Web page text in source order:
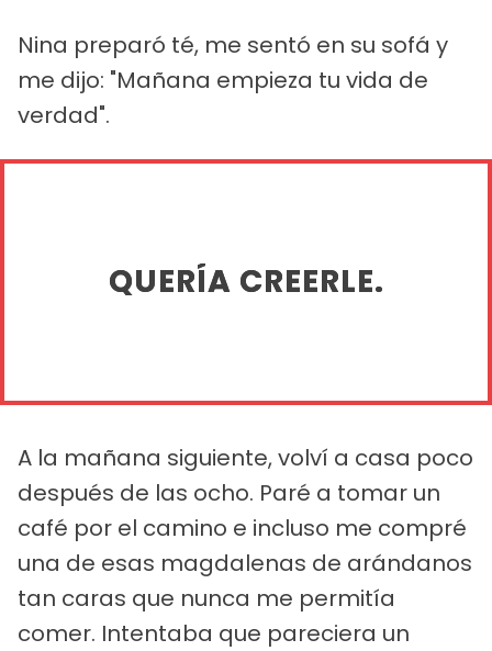
Nina preparó té, me sentó en su sofá y
me dijo: "Mañana empieza tu vida de
verdad".
QUERÍA CREERLE.
A la mañana siguiente, volví a casa poco
después de las ocho. Paré a tomar un
café por el camino e incluso me compré
una de esas magdalenas de arándanos
tan caras que nunca me permitía
comer. Intentaba que pareciera un